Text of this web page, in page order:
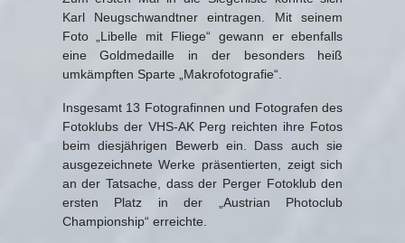
Karl Neugschwandtner eintragen. Mit seinem
Foto „Libelle mit Fliege“ gewann er ebenfalls
eine Goldmedaille in der besonders heiß
umkämpften Sparte „Makrofotografie“.
Insgesamt 13 Fotografinnen und Fotografen des
Fotoklubs der VHS-AK Perg reichten ihre Fotos
beim diesjährigen Bewerb ein. Dass auch sie
ausgezeichnete Werke präsentierten, zeigt sich
an der Tatsache, dass der Perger Fotoklub den
ersten Platz in der „Austrian Photoclub
Championship“ erreichte.